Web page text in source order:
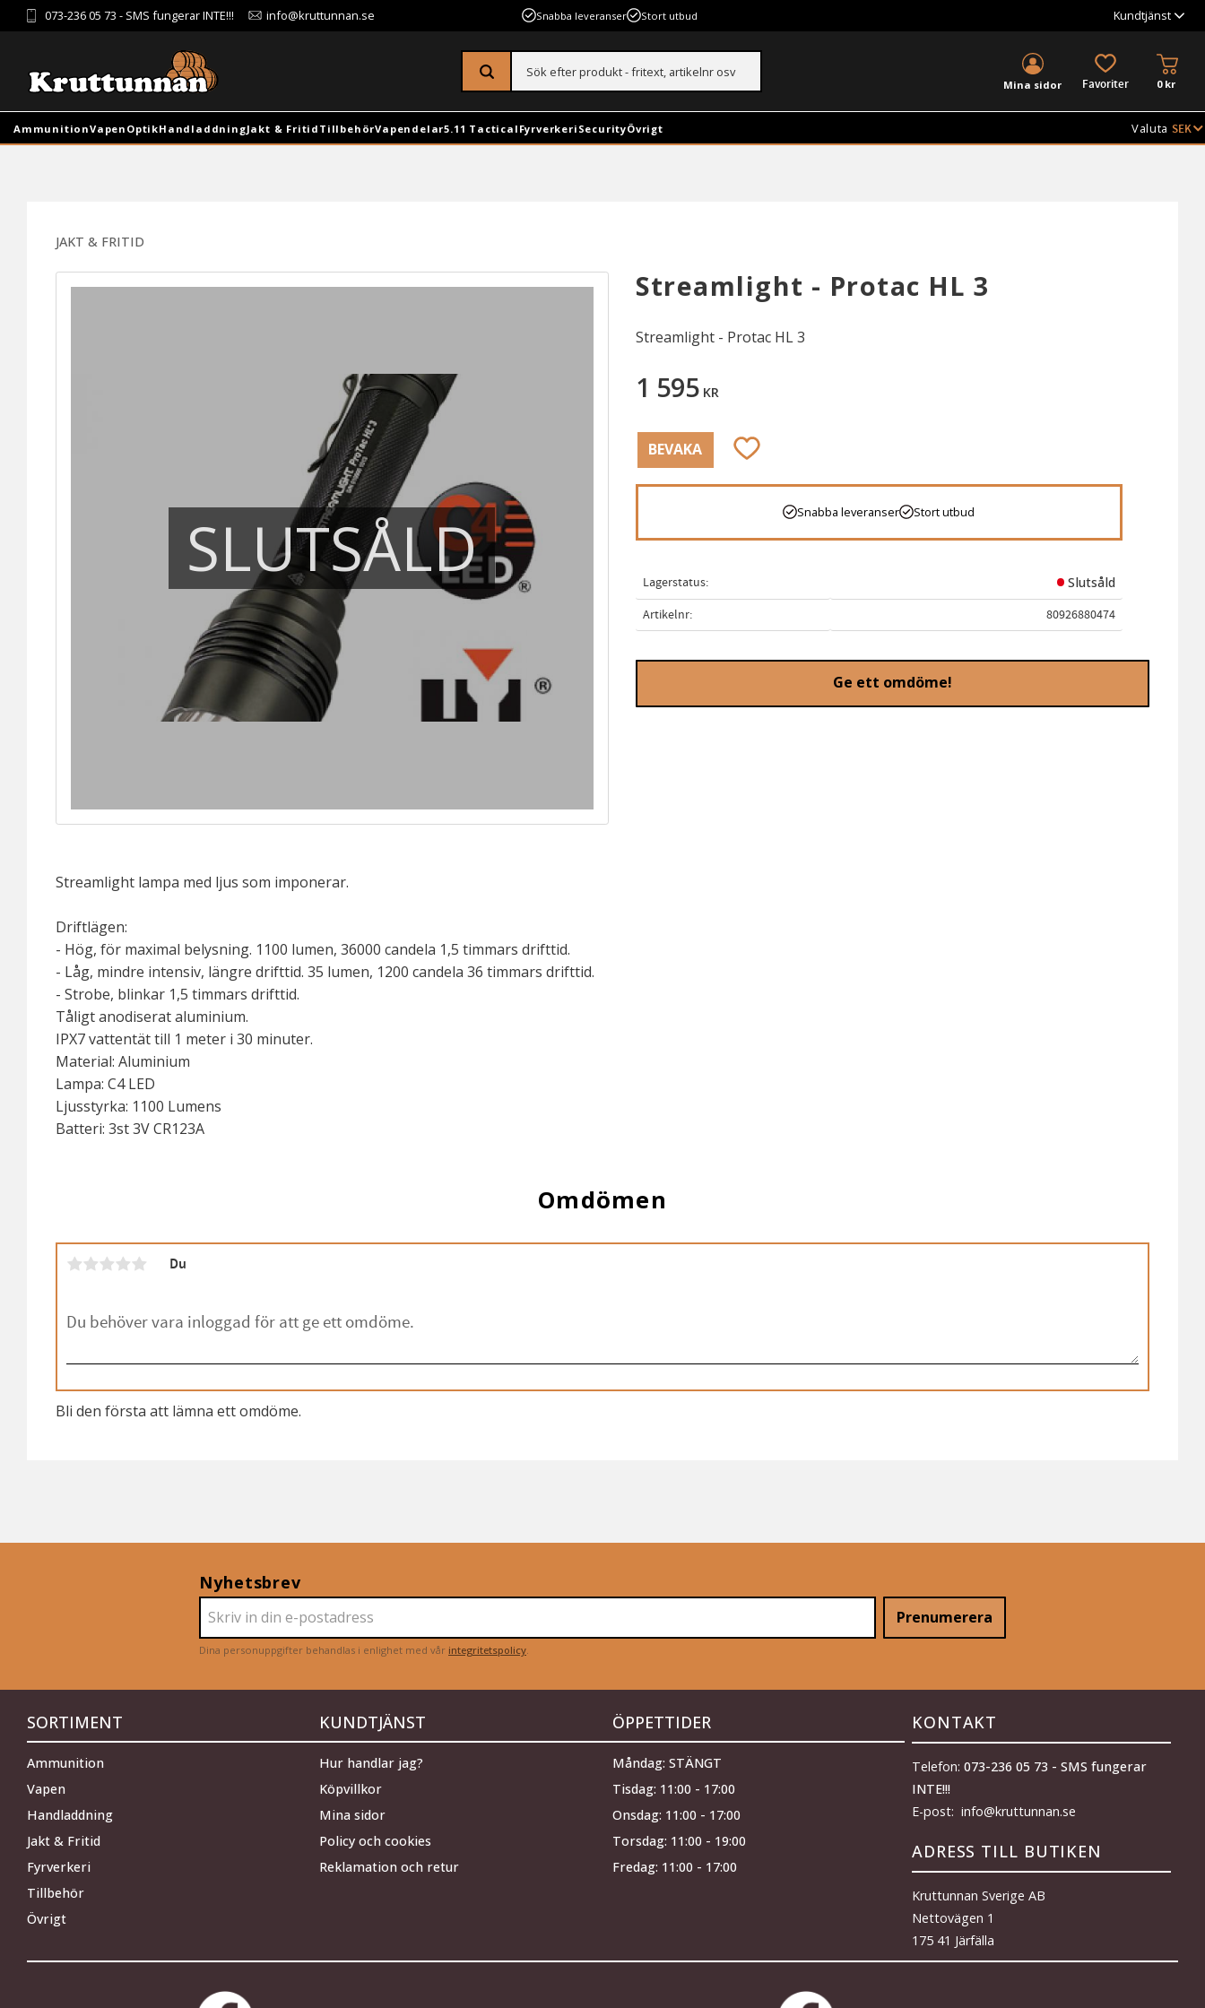
073-236 05 73 - SMS fungerar INTE!!! info@kruttunnan.se Snabba leveranser Stort utbud Kundtjänst
Mina sidor FAVORITER 0kr
AmmunitionVapen OptikHandladdningJakt & Fritid TillbehörVapendelar5.11 Tactical Fyrverkeri SecurityÖvrigt Valuta
JAKT & FRITID
Streamlight - Protac HL 3
Streamlight - Protac HL 3
SLUTSÅLD
1 595KR
Lägg till i favoriter
BEVAKA
Snabba leveranser Stort utbud
Lagerstatus
Slutsåld
Artikelnr
80926880474
Ge ett omdöme!
Streamlight lampa med ljus som imponerar.
Driftlägen:
- Hög, för maximal belysning. 1100 lumen, 36000 candela 1,5 timmars drifttid.
- Låg, mindre intensiv, längre drifttid. 35 lumen, 1200 candela 36 timmars drifttid.
- Strobe, blinkar 1,5 timmars drifttid.
Tåligt anodiserat aluminium.
IPX7 vattentät till 1 meter i 30 minuter.
Material: Aluminium
Lampa: C4 LED
Ljusstyrka: 1100 Lumens
Batteri: 3st 3V CR123A
Omdömen
Du
Bli den första att lämna ett omdöme.
Nyhetsbrev
Prenumerera
Dina personuppgifter behandlas i enlighet med vår integritetspolicy.
SORTIMENT
Ammunition
Vapen
Handladdning
Jakt & Fritid
Fyrverkeri
Tillbehör
Övrigt
KUNDTJÄNST
Hur handlar jag?
Köpvillkor
Mina sidor
Policy och cookies
Reklamation och retur
ÖPPETTIDER
Måndag: STÄNGT
Tisdag: 11:00 - 17:00
Onsdag: 11:00 - 17:00
Torsdag: 11:00 - 19:00
Fredag: 11:00 - 17:00
KONTAKT
Telefon: 073-236 05 73 - SMS fungerar
INTE!!!
E-post: info@kruttunnan.se
ADRESS TILL BUTIKEN
Kruttunnan Sverige AB
Nettovägen 1
175 41 Järfälla